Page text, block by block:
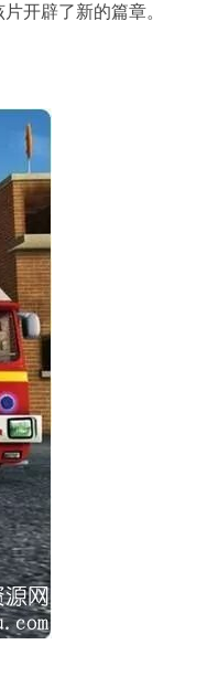
开辟了新的篇章。